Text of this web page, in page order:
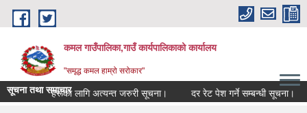
Skip to main content
कमल गाउँपालिका,गाउँ कार्यपालिकाको कार्यालय
"समृद्ध कमल हाम्रो सरोकार"
सूचना तथा समाचार
सम्बन्धी कृषकहरूका लागि अत्यन्त जरुरी सूचना। दर रेट पेश गर्ने सम्बन्धी सूचना।